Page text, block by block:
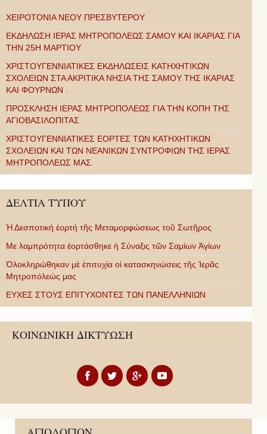
ΧΕΙΡΟΤΟΝΙΑ ΝΕΟΥ ΠΡΕΣΒΥΤΕΡΟΥ
ΕΚΔΗΛΩΣΗ ΙΕΡΑΣ ΜΗΤΡΟΠΟΛΕΩΣ ΣΑΜΟΥ ΚΑΙ ΙΚΑΡΙΑΣ ΓΙΑ
ΤΗΝ 25Η ΜΑΡΤΙΟΥ
ΧΡΙΣΤΟΥΓΕΝΝΙΑΤΙΚΕΣ ΕΚΔΗΛΩΣΕΙΣ ΚΑΤΗΧΗΤΙΚΩΝ
ΣΧΟΛΕΙΩΝ ΣΤΑ ΑΚΡΙΤΙΚΑ ΝΗΣΙΑ ΤΗΣ ΣΑΜΟΥ ΤΗΣ ΙΚΑΡΙΑΣ
ΚΑΙ ΦΟΥΡΝΩΝ .
ΠΡΟΣΚΛΗΣΗ ΙΕΡΑΣ ΜΗΤΡΟΠΟΛΕΩΣ ΓΙΑ ΤΗΝ ΚΟΠΗ ΤΗΣ
ΑΓΙΟΒΑΣΙΛΟΠΙΤΑΣ
ΧΡΙΣΤΟΥΓΕΝΝΙΑΤΙΚΕΣ ΕΟΡΤΕΣ ΤΩΝ ΚΑΤΗΧΗΤΙΚΩΝ
ΣΧΟΛΕΙΩΝ ΚΑΙ ΤΩΝ ΝΕΑΝΙΚΩΝ ΣΥΝΤΡΟΦΙΩΝ ΤΗΣ ΙΕΡΑΣ
ΜΗΤΡΟΠΟΛΕΩΣ ΜΑΣ.
ΔΕΛΤΙΑ ΤΥΠΟΥ
Ἡ Δεσποτική ἑορτή τῆς Μεταμορφώσεως τοῦ Σωτῆρος
Με λαμπρότητα ἑορτάσθηκε ἡ Σύναξις τῶν Σαμίων Ἁγίων
Ὁλοκληρώθηκαν μὲ ἐπιτυχία οἱ κατασκηνώσεις τῆς Ἱερᾶς
Μητροπόλεώς μας
ΕΥΧΕΣ ΣΤΟΥΣ ΕΠΙΤΥΧΟΝΤΕΣ ΤΩΝ ΠΑΝΕΛΛΗΝΙΩΝ
ΚΟΙΝΩΝΙΚΗ ΔΙΚΤΥΩΣΗ